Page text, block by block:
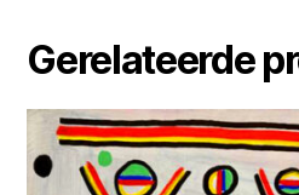
Gerelateerde